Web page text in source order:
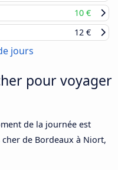
10 €
12 €
jours
pour voyager
de la journée est
de Bordeaux à Niort,